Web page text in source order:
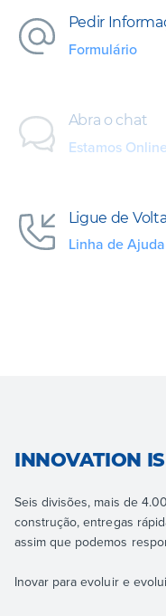
Pedir
Formulário
Abra o chat
Estamos Online
Ligue de Volta
Linha de Ajuda
INNOVATION
Seis divisões, mais de
construção, entregas
assim que podemos
Inovar para evoluir e